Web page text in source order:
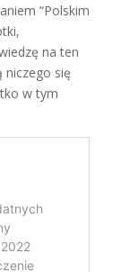
“Polskim
na ten
niczego się
w tym